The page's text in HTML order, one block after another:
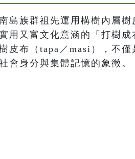
島族群祖先運用構樹內層樹
用又富文化意涵的「打樹成
布（tapa／masi），不僅
會身分與集體記憶的象徵。